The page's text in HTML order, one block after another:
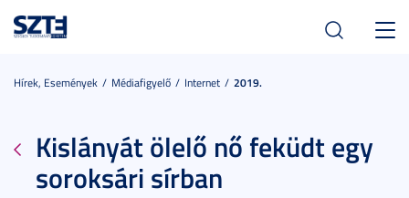
Hírek, Események Médiafigyelő Internet 2019.
Kislányát ölelő nő feküdt egy
soroksári sírban